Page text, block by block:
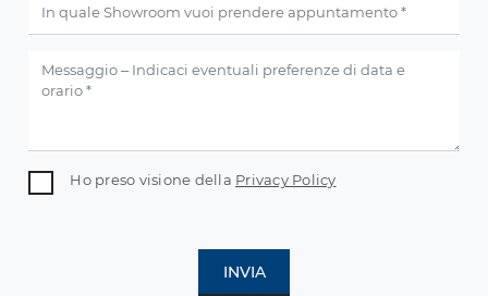
Ho preso visione della Privacy Policy
INVIA